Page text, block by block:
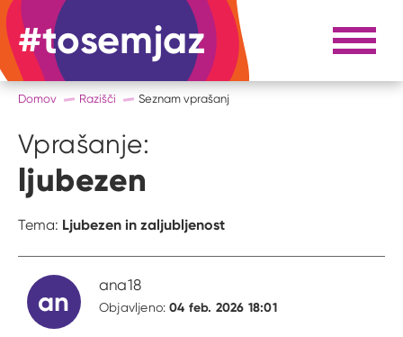
#tosemjaz #to sem jaz Razpri
Domov Razišči Seznam vprašanj
Vprašanje:
ljubezen
Tema: Ljubezen in zaljubljenost
an
ana18
Objavljeno:04 feb. 2026 18:01